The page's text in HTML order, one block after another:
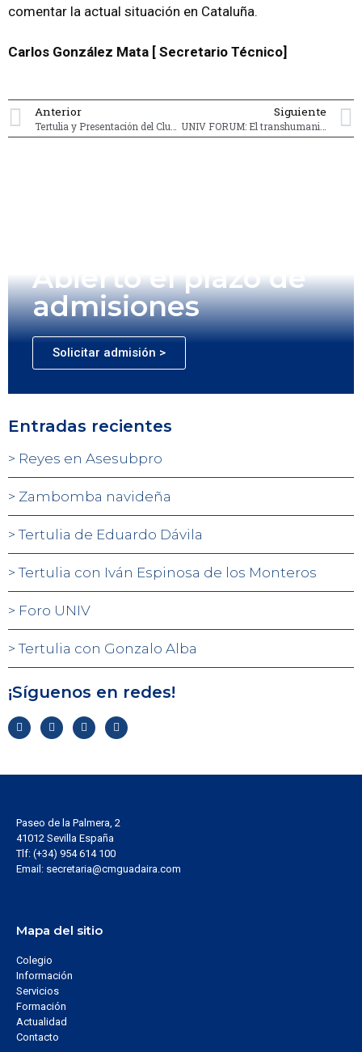
comentar la actual situación en Cataluña.
Carlos González Mata [ Secretario Técnico]
Anterior Siguiente
Abierto el plazo de
admisiones
Solicitar admisión >
Entradas recientes
Reyes en Asesubpro
Zambomba navideña
Tertulia de Eduardo Dávila
Tertulia con Iván Espinosa de los Monteros
Foro UNIV
Tertulia con Gonzalo Alba
¡Síguenos en redes!
Paseo de la Palmera, 2
41012 Sevilla España
Tlf: (+34) 954 614 100
Email: secretaria@cmguadaira.com
Mapa del sitio
Colegio
Información
Servicios
Formación
Actualidad
Contacto